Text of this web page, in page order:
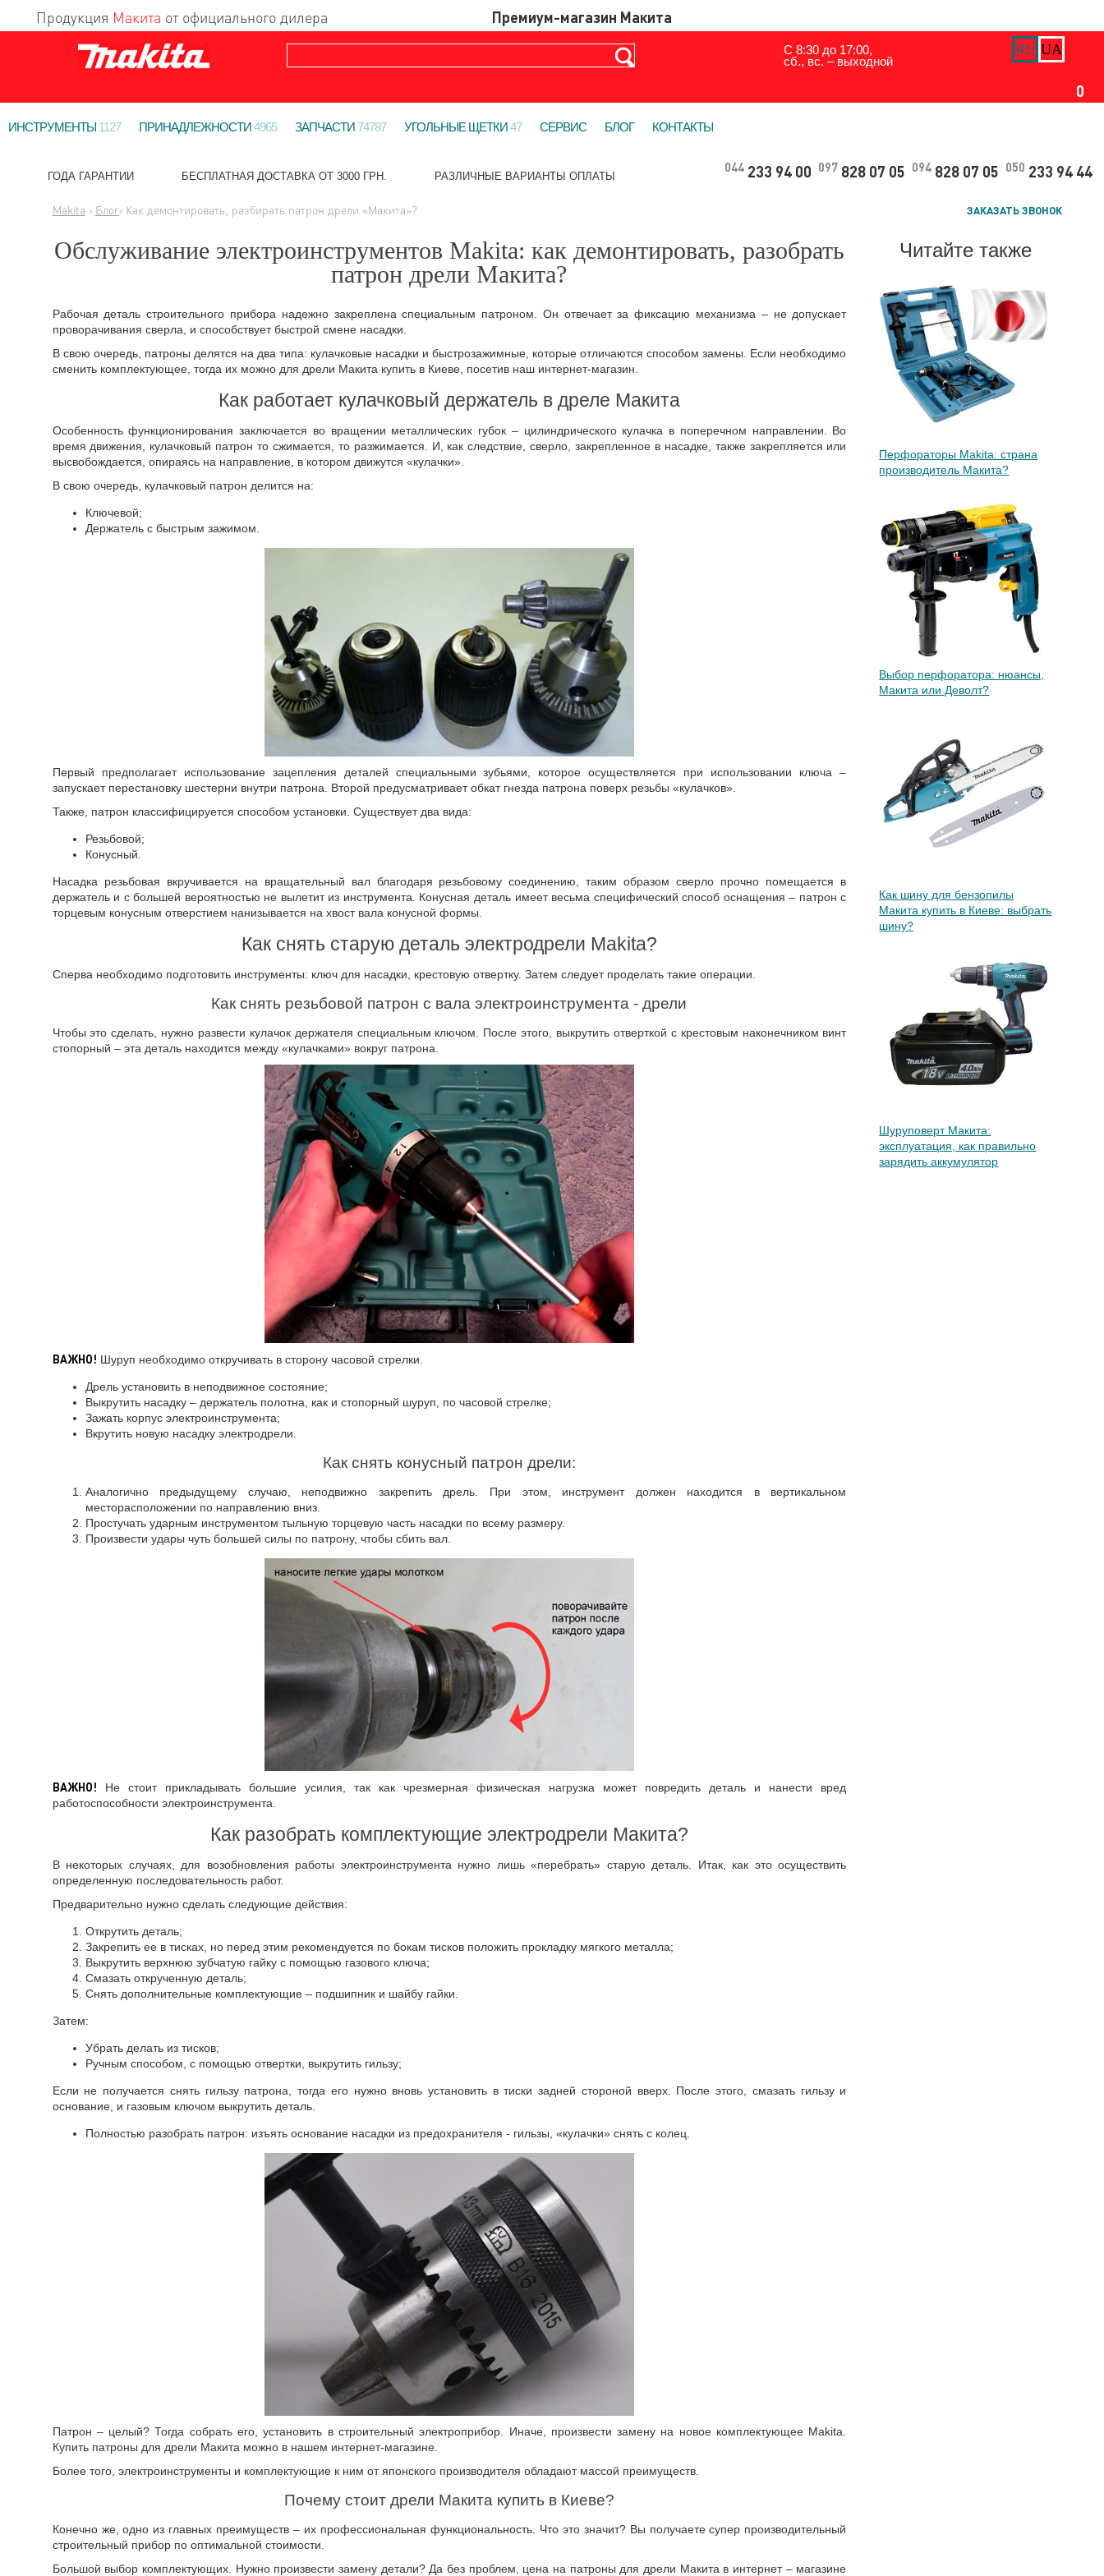
Продукция Макита от официального дилера
RU UA
С 8:30 до 17:00,
сб., вс. – выходной
0
ИНСТРУМЕНТЫ 1127 ПРИНАДЛЕЖНОСТИ4965 ЗАПЧАСТИ74787 УГОЛЬНЫЕ ЩЕТКИ47 СЕРВИС БЛОГ КОНТАКТЫ
044 233 94 00 097 828 07 05 094 828 07 05 050 233 94 44
ЗАКАЗАТЬ ЗВОНОК
ГОДА ГАРАНТИИ БЕСПЛАТНАЯ ДОСТАВКА ОТ 3000 ГРН. РАЗЛИЧНЫЕ ВАРИАНТЫ ОПЛАТЫ
Makita › Блог› Как демонтировать, разбирать патрон дрели «Макита»?
Обслуживание электроинструментов Makita: как демонтировать, разобрать
патрон дрели Макита?
Рабочая деталь строительного прибора надежно закреплена специальным патроном. Он отвечает за фиксацию механизма – не допускает
проворачивания сверла, и способствует быстрой смене насадки.
В свою очередь, патроны делятся на два типа: кулачковые насадки и быстрозажимные, которые отличаются способом замены. Если необходимо
сменить комплектующее, тогда их можно для дрели Макита купить в Киеве, посетив наш интернет-магазин.
Как работает кулачковый держатель в дреле Макита
Особенность функционирования заключается во вращении металлических губок – цилиндрического кулачка в поперечном направлении. Во
время движения, кулачковый патрон то сжимается, то разжимается. И, как следствие, сверло, закрепленное в насадке, также закрепляется или
высвобождается, опираясь на направление, в котором движутся «кулачки».
В свою очередь, кулачковый патрон делится на:
Ключевой;
Держатель с быстрым зажимом.
Первый предполагает использование зацепления деталей специальными зубьями, которое осуществляется при использовании ключа –
запускает перестановку шестерни внутри патрона. Второй предусматривает обкат гнезда патрона поверх резьбы «кулачков».
Также, патрон классифицируется способом установки. Существует два вида:
Резьбовой;
Конусный.
Насадка резьбовая вкручивается на вращательный вал благодаря резьбовому соединению, таким образом сверло прочно помещается в
держатель и с большей вероятностью не вылетит из инструмента. Конусная деталь имеет весьма специфический способ оснащения – патрон с
торцевым конусным отверстием нанизывается на хвост вала конусной формы.
Как снять старую деталь электродрели Makita?
Сперва необходимо подготовить инструменты: ключ для насадки, крестовую отвертку. Затем следует проделать такие операции.
Как снять резьбовой патрон с вала электроинструмента - дрели
Чтобы это сделать, нужно развести кулачок держателя специальным ключом. После этого, выкрутить отверткой с крестовым наконечником винт
стопорный – эта деталь находится между «кулачками» вокруг патрона.
ВАЖНО! Шуруп необходимо откручивать в сторону часовой стрелки.
Дрель установить в неподвижное состояние;
Выкрутить насадку – держатель полотна, как и стопорный шуруп, по часовой стрелке;
Зажать корпус электроинструмента;
Вкрутить новую насадку электродрели.
Как снять конусный патрон дрели:
Аналогично предыдущему случаю, неподвижно закрепить дрель. При этом, инструмент должен находится в вертикальном
месторасположении по направлению вниз.
Простучать ударным инструментом тыльную торцевую часть насадки по всему размеру.
Произвести удары чуть большей силы по патрону, чтобы сбить вал.
ВАЖНО! Не стоит прикладывать большие усилия, так как чрезмерная физическая нагрузка может повредить деталь и нанести вред
работоспособности электроинструмента.
Как разобрать комплектующие электродрели Макита?
В некоторых случаях, для возобновления работы электроинструмента нужно лишь «перебрать» старую деталь. Итак, как это осуществить
определенную последовательность работ.
Предварительно нужно сделать следующие действия:
Открутить деталь;
Закрепить ее в тисках, но перед этим рекомендуется по бокам тисков положить прокладку мягкого металла;
Выкрутить верхнюю зубчатую гайку с помощью газового ключа;
Смазать открученную деталь;
Снять дополнительные комплектующие – подшипник и шайбу гайки.
Затем:
Убрать делать из тисков;
Ручным способом, с помощью отвертки, выкрутить гильзу;
Если не получается снять гильзу патрона, тогда его нужно вновь установить в тиски задней стороной вверх. После этого, смазать гильзу и
основание, и газовым ключом выкрутить деталь.
Полностью разобрать патрон: изъять основание насадки из предохранителя - гильзы, «кулачки» снять с колец.
Патрон – целый? Тогда собрать его, установить в строительный электроприбор. Иначе, произвести замену на новое комплектующее Makita.
Купить патроны для дрели Макита можно в нашем интернет-магазине.
Более того, электроинструменты и комплектующие к ним от японского производителя обладают массой преимуществ.
Почему стоит дрели Макита купить в Киеве?
Конечно же, одно из главных преимуществ – их профессиональная функциональность. Что это значит? Вы получаете супер производительный
строительный прибор по оптимальной стоимости.
Большой выбор комплектующих. Нужно произвести замену детали? Да без проблем, цена на патроны для дрели Макита в интернет – магазине
Читайте также
Перфораторы Makita: страна
производитель Макита?
Выбор перфоратора: нюансы,
Макита или Деволт?
Как шину для бензопилы
Макита купить в Киеве: выбрать
шину?
Шуруповерт Макита:
эксплуатация, как правильно
зарядить аккумулятор